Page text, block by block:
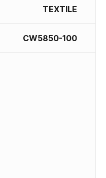
TEXTILE
CW5850-100